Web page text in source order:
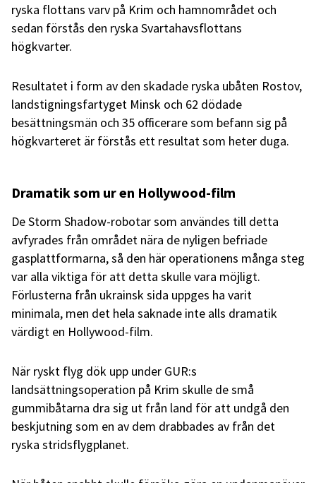
ryska flottans varv på Krim och hamnområdet och
sedan förstås den ryska Svartahavsflottans
högkvarter.
Resultatet i form av den skadade ryska ubåten Rostov,
landstigningsfartyget Minsk och 62 dödade
besättningsmän och 35 officerare som befann sig på
högkvarteret är förstås ett resultat som heter duga.
Dramatik som ur en Hollywood-film
De Storm Shadow-robotar som användes till detta
avfyrades från området nära de nyligen befriade
gasplattformarna, så den här operationens många steg
var alla viktiga för att detta skulle vara möjligt.
Förlusterna från ukrainsk sida uppges ha varit
minimala, men det hela saknade inte alls dramatik
värdigt en Hollywood-film.
När ryskt flyg dök upp under GUR:s
landsättningsoperation på Krim skulle de små
gummibåtarna dra sig ut från land för att undgå den
beskjutning som en av dem drabbades av från det
ryska stridsflygplanet.